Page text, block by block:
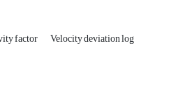
factor Velocity deviation log